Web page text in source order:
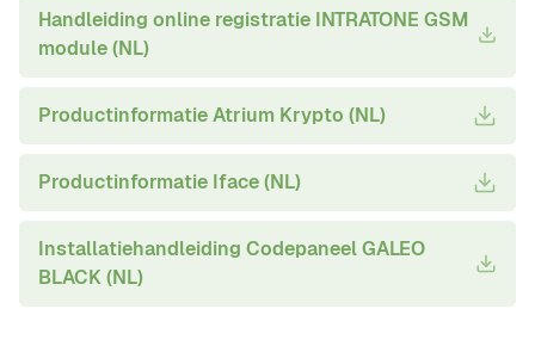
Handleiding online registratie INTRATONE GSM
module (NL)
Productinformatie Atrium Krypto (NL)
Productinformatie Iface (NL)
Installatiehandleiding Codepaneel GALEO
BLACK (NL)